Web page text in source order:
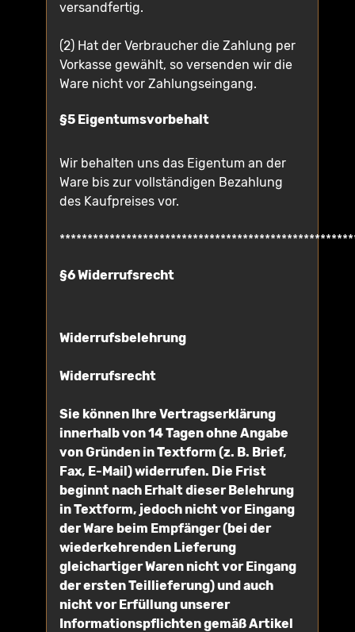
versandfertig.
(2) Hat der Verbraucher die Zahlung per
Vorkasse gewählt, so versenden wir die
Ware nicht vor Zahlungseingang.
§5 Eigentumsvorbehalt
Wir behalten uns das Eigentum an der
Ware bis zur vollständigen Bezahlung
des Kaufpreises vor.
§6 Widerrufsrecht
Widerrufsbelehrung
Widerrufsrecht
Sie können Ihre Vertragserklärung
innerhalb von 14 Tagen ohne Angabe
von Gründen in Textform (z. B. Brief,
Fax, E-Mail) widerrufen. Die Frist
beginnt nach Erhalt dieser Belehrung
in Textform, jedoch nicht vor Eingang
der Ware beim Empfänger (bei der
wiederkehrenden Lieferung
gleichartiger Waren nicht vor Eingang
der ersten Teillieferung) und auch
nicht vor Erfüllung unserer
Informationspflichten gemäß Artikel